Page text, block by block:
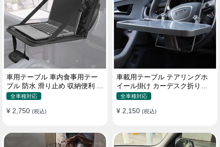
車用テーブル 車内食事用テー
ブル 防水 滑り止め 収納便利 多
機能ラップトップバッグ
全車種対応
¥ 2,750 (税込)
車載用テーブル テアリングホ
イール掛け カーデスク折りた
たみ式 パソコン 食事 物置
全車種対応
¥ 2,150 (税込)